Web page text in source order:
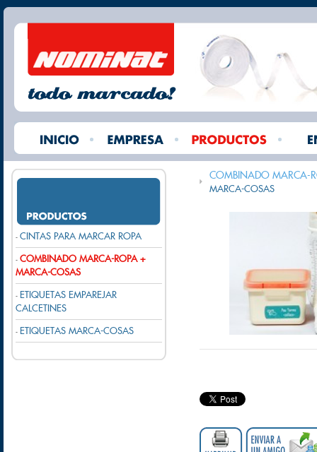
- CINTAS PARA MARCAR ROPA
- COMBINADO MARCA-ROPA +
MARCA-COSAS
- ETIQUETAS EMPAREJAR
CALCETINES
- ETIQUETAS MARCA-COSAS
COMBINADO MARCA-
MARCA-COSAS